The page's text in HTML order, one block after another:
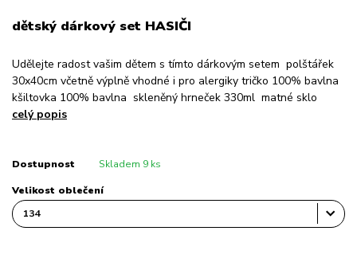
dětský dárkový set HASIČI
Udělejte radost vašim dětem s tímto dárkovým setem polštářek
30x40cm včetně výplně vhodné i pro alergiky tričko 100% bavlna
kšiltovka 100% bavlna skleněný hrneček 330ml matné sklo
celý popis
Dostupnost Skladem 9 ks
Velikost oblečení